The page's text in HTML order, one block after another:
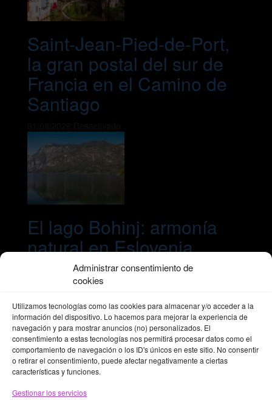
Administrar consentimiento de
cookies
Utilizamos tecnologías como las cookies para almacenar y/o acceder a la
información del dispositivo. Lo hacemos para mejorar la experiencia de
navegación y para mostrar anuncios (no) personalizados. El
consentimiento a estas tecnologías nos permitirá procesar datos como el
comportamiento de navegación o los ID's únicos en este sitio. No consentir
o retirar el consentimiento, puede afectar negativamente a ciertas
características y funciones.
Gestionar los servicios
Saint-Jean-Pied-de-Port,
la gran postal del sur de
Francia en el Camino de
Santiago
El lago Bohinj: armonía
natural en Eslovenia
29/07/2026Desactivado
Alta Boletín
Zoomdestinos
Suscríbete a nuestro Boletín y